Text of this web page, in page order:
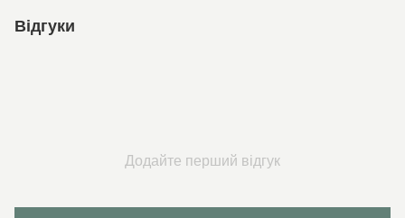
Відгуки
Додайте перший відгук